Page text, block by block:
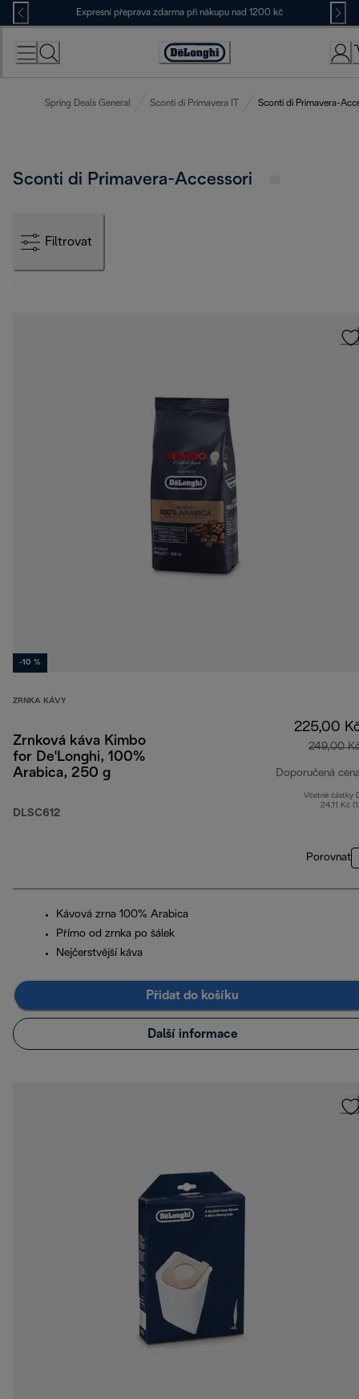
Skip
to
Content
Expresní přeprava zdarma při nákupu nad 1200 kč
Accessibility
Spring Deals General Sconti di Primavera IT Sconti di Primavera-
Sconti di Primavera-Accessori
Filtrovat
-10 %
ZRNKA KÁVY
Zrnková káva Kimbo
for De'Longhi, 100%
Arabica, 250 g
DLSC612
225,00
249,00
Doporučená
Včetně částky
24,11 Kč
Porovnat
Kávová zrna 100% Arabica
Přímo od zrnka po šálek
Nejčerstvější káva
Přidat do košíku
Další informace